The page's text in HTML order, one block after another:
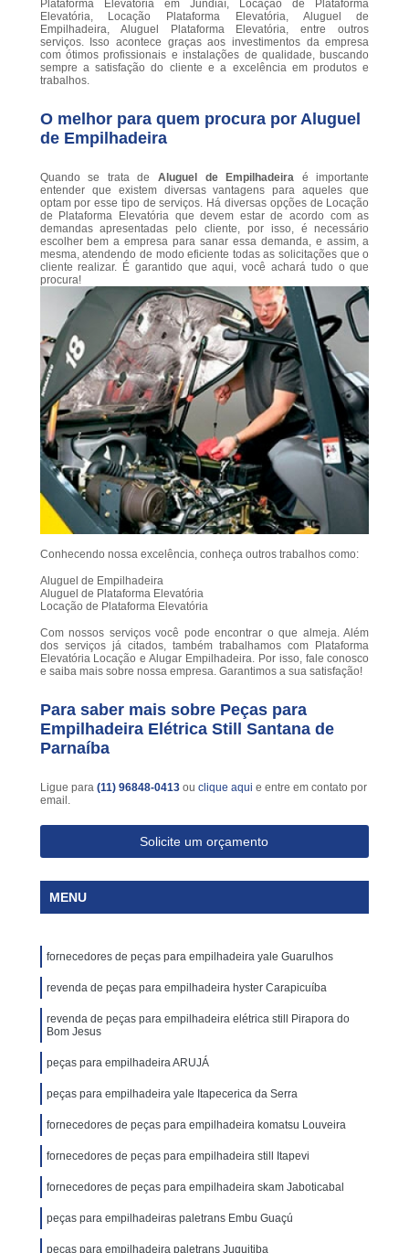
Plataforma Elevatória em Jundiaí, Locação de Plataforma
Elevatória, Locação Plataforma Elevatória, Aluguel de
Empilhadeira, Aluguel Plataforma Elevatória, entre outros
serviços. Isso acontece graças aos investimentos da empresa
com ótimos profissionais e instalações de qualidade, buscando
sempre a satisfação do cliente e a excelência em produtos e
trabalhos.
O melhor para quem procura por Aluguel
de Empilhadeira
Quando se trata de Aluguel de Empilhadeira é importante
entender que existem diversas vantagens para aqueles que
optam por esse tipo de serviços. Há diversas opções de Locação
de Plataforma Elevatória que devem estar de acordo com as
demandas apresentadas pelo cliente, por isso, é necessário
escolher bem a empresa para sanar essa demanda, e assim, a
mesma, atendendo de modo eficiente todas as solicitações que o
cliente realizar. É garantido que aqui, você achará tudo o que
procura!
Conhecendo nossa excelência, conheça outros trabalhos como:
Aluguel de Empilhadeira
Aluguel de Plataforma Elevatória
Locação de Plataforma Elevatória
Com nossos serviços você pode encontrar o que almeja. Além
dos serviços já citados, também trabalhamos com Plataforma
Elevatória Locação e Alugar Empilhadeira. Por isso, fale conosco
e saiba mais sobre nossa empresa. Garantimos a sua satisfação!
Para saber mais sobre Peças para
Empilhadeira Elétrica Still Santana de
Parnaíba
Ligue para (11) 96848-0413 ou clique aqui e entre em contato por
email.
Solicite um orçamento
MENU
fornecedores de peças para empilhadeira yale Guarulhos
revenda de peças para empilhadeira hyster Carapicuíba
revenda de peças para empilhadeira elétrica still Pirapora do
Bom Jesus
peças para empilhadeira ARUJÁ
peças para empilhadeira yale Itapecerica da Serra
fornecedores de peças para empilhadeira komatsu Louveira
fornecedores de peças para empilhadeira still Itapevi
fornecedores de peças para empilhadeira skam Jaboticabal
peças para empilhadeiras paletrans Embu Guaçú
peças para empilhadeira paletrans Juquitiba